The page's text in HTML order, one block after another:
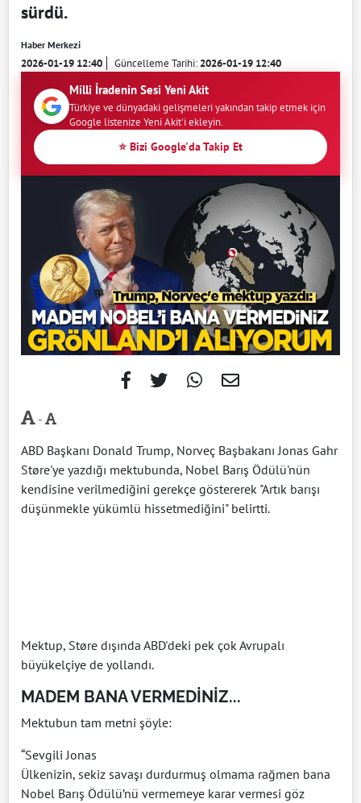
sürdü.
Haber Merkezi
2026-01-19 12:40 Güncelleme Tarihi:2026-01-19 12:40
Milli İradenin Sesi Yeni Akit
Türkiye ve dünyadaki gelişmeleri yakından takip etmek için
Google listenize Yeni Akit'i ekleyin.
⭐ Bizi Google'da Takip Et
-
ABD Başkanı Donald Trump, Norveç Başbakanı Jonas Gahr
Støre'ye yazdığı mektubunda, Nobel Barış Ödülü'nün
kendisine verilmediğini gerekçe göstererek "Artık barışı
düşünmekle yükümlü hissetmediğini" belirtti.
Mektup, Støre dışında ABD'deki pek çok Avrupalı
büyükelçiye de yollandı.
MADEM BANA VERMEDİNİZ...
Mektubun tam metni şöyle:
“Sevgili Jonas
Ülkenizin, sekiz savaşı durdurmuş olmama rağmen bana
Nobel Barış Ödülü’nü vermemeye karar vermesi göz